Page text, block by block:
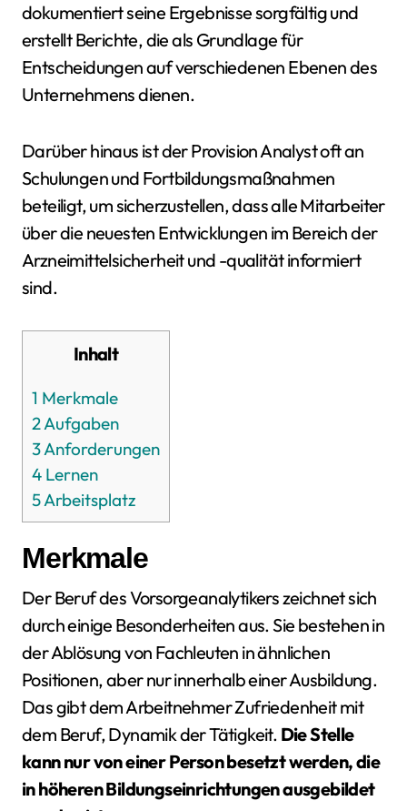
dokumentiert seine Ergebnisse sorgfältig und
erstellt Berichte, die als Grundlage für
Entscheidungen auf verschiedenen Ebenen des
Unternehmens dienen.
Darüber hinaus ist der Provision Analyst oft an
Schulungen und Fortbildungsmaßnahmen
beteiligt, um sicherzustellen, dass alle Mitarbeiter
über die neuesten Entwicklungen im Bereich der
Arzneimittelsicherheit und -qualität informiert
sind.
Inhalt
1 Merkmale
2Aufgaben
3Anforderungen
4 Lernen
5Arbeitsplatz
Merkmale
Der Beruf des Vorsorgeanalytikers zeichnet sich
durch einige Besonderheiten aus. Sie bestehen in
der Ablösung von Fachleuten in ähnlichen
Positionen, aber nur innerhalb einer Ausbildung.
Das gibt dem Arbeitnehmer Zufriedenheit mit
dem Beruf, Dynamik der Tätigkeit. Die Stelle
kann nur von einer Person besetzt werden, die
in höheren Bildungseinrichtungen ausgebildet